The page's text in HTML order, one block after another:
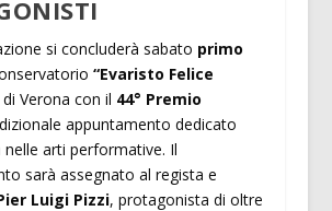
si concluderà sabato primo
“Evaristo Felice
Verona con il 44° Premio
appuntamento dedicato
nelle arti performative. Il
sarà assegnato al regista e
Luigi Pizzi, protagonista di oltre